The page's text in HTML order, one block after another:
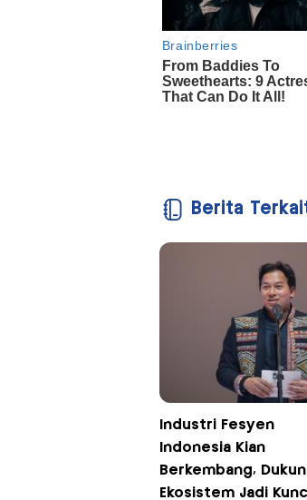
Berita
Industri Fesyen
Indonesia Kian
Berkembang,
Ekosistem Jadi